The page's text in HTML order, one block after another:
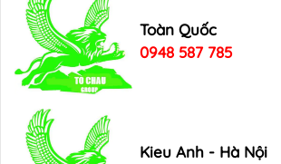
Toàn Quốc
0948 587 785
Kieu Anh - Hà Nội